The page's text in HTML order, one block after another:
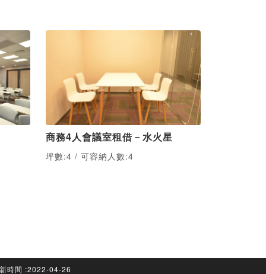
商務4人會議室租借－水火星
坪數:4 / 可容納人數:4
時間 :2022-04-26